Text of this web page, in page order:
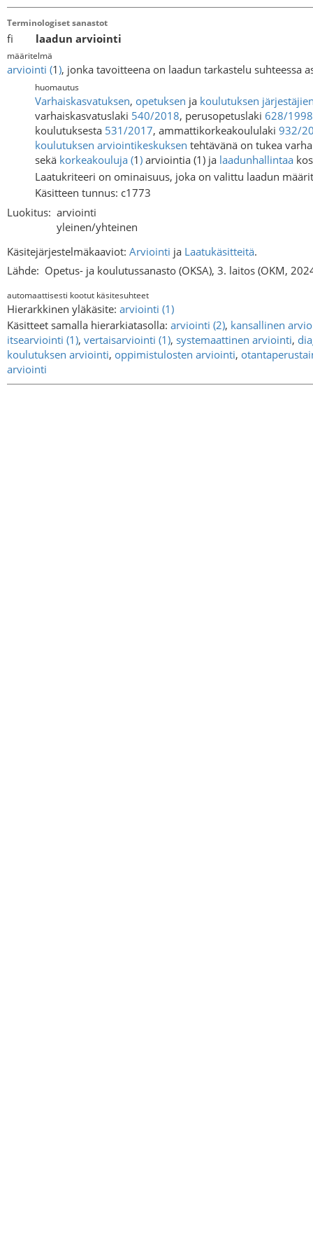
Terminologiset sanastot
fi laadun arviointi
määritelmä
arviointi (1), jonka tavoitteena on laadun tarkastelu suhteessa
huomautus
Varhaiskasvatuksen, opetuksen ja koulutuksen
varhaiskasvatuslaki 540/2018, perusopetuslaki 628/1998
koulutuksesta 531/2017, ammattikorkeakoululaki 932/
koulutuksen arviointikeskuksen tehtävänä on tukea
sekä korkeakouluja (1) arviointia (1) ja laadunhallintaa
Laatukriteeri on ominaisuus, joka on valittu laadun
Käsitteen tunnus: c1773
Luokitus: arviointi
yleinen/yhteinen
Käsitejärjestelmäkaaviot: Arviointi ja Laatukäsitteitä.
Lähde: Opetus- ja koulutussanasto (OKSA), 3. laitos (OKM,
automaattisesti kootut käsitesuhteet
Hierarkkinen yläkäsite: arviointi (1)
Käsitteet samalla hierarkiatasolla: arviointi (2), kansallinen
itsearviointi (1), vertaisarviointi (1), systemaattinen arviointi,
koulutuksen arviointi, oppimistulosten arviointi,
arviointi